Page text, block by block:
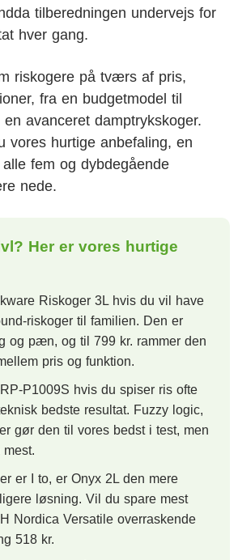
tilberedningen undervejs for
hver gang.
riskogere på tværs af pris,
fra en budgetmodel til
avanceret damptrykskoger.
vores hurtige anbefaling, en
fem og dybdegående
nede.
Her er vores hurtige
Riskoger 3L hvis du vil have
riskoger til familien. Den er
og pæn, og til 799 kr. rammer den
pris og funktion.
P1009S hvis du spiser ris ofte
bedste resultat. Fuzzy logic,
gør den til vores bedst i test, men
er I to, er Onyx 2L den mere
løsning. Vil du spare mest
Nordica Versatile overraskende
518 kr.